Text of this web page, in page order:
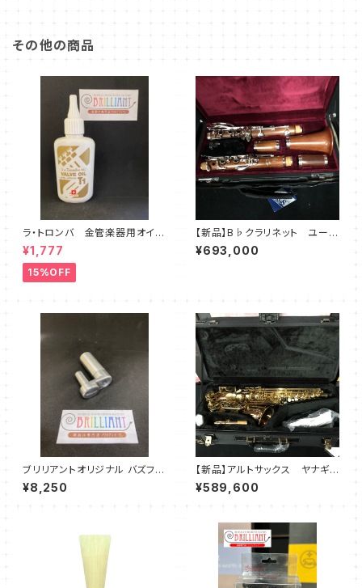
その他の商品
ラ・トロンバ 金管楽器用オイ
ル T1・T2・T3
¥1,777
15%OFF
【新品】B♭クラリネット ユーベ
ル Reve M 清川貴子先生
選定
¥693,000
ブリリアントオリジナル バズファ
インダー【トランペット用・トロン
ボーン・ユーフォ太管用】
¥8,250
【新品】アルトサックス ヤナギサ
ワ A-WO20
¥589,600